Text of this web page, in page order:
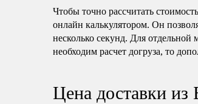
Чтобы точно рассчитать
онлайн калькулятором. Он
несколько секунд. Для
необходим расчет догруза, то
Цена доставки из